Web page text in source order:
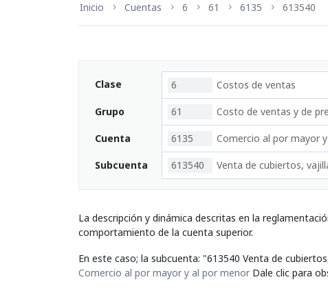
Inicio Cuentas 6 61 6135 613540
Clase 6 Costos de ventas
Grupo 61 Costo de ventas y de
Cuenta 6135 Comercio al por mayor
Subcuenta 613540 Venta de cubiertos,
La descripción y dinámica descritas en la
comportamiento de la cuenta superior.
En este caso; la subcuenta: "613540 Venta de
Comercio al por mayor y al por menor Dale clic para